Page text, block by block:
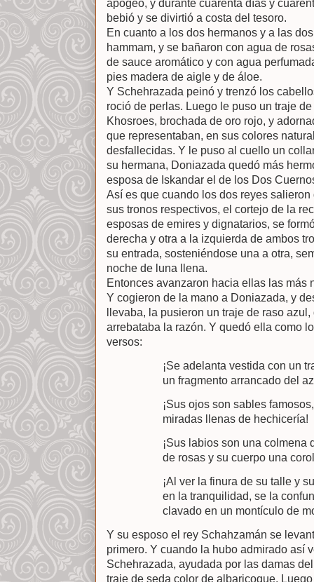
apogeo, y durante cuarenta días y
bebió y se divirtió a costa del tesoro.
En cuanto a los dos hermanos y a las
hammam, y se bañaron con agua de
de sauce aromático y con agua
pies madera de aigle y de áloe.
Y Schehrazada peinó y trenzó los
roció de perlas. Luego le puso un traje
Khosroes, brochada de oro rojo, y
que representaban, en sus colores
desfallecidas. Y le puso al cuello un
su hermana, Doniazada quedó más
esposa de Iskandar el de los Dos
Así es que cuando los dos reyes
sus tronos respectivos, el cortejo de la
esposas de emires y dignatarios, se
derecha y otra a la izquierda de ambos
su entrada, sosteniéndose una a otra,
noche de luna llena.
Entonces avanzaron hacia ellas las más
Y cogieron de la mano a Doniazada, y
llevaba, la pusieron un traje de raso
arrebataba la razón. Y quedó ella como
versos:
¡Se adelanta vestida con un
un fragmento arrancado del
¡Sus ojos son sables
miradas llenas de hechicería!
¡Sus labios son una colmena
de rosas y su cuerpo una
¡Al ver la finura de su talle y
en la tranquilidad, se la
clavado en un montículo de
Y su esposo el rey Schahzamán se
primero. Y cuando la hubo admirado así
Schehrazada, ayudada por las damas
traje de seda color de albaricoque.